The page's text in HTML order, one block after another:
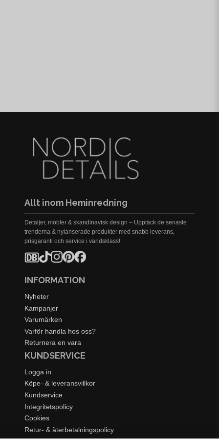
Allt inom Heminredning
Detaljer, möbler & skandinavisk design – Upptäck de senaste
trenderna & nylanserade produkter med snabb leverans,
prisgaranti och service i världsklass!
INFORMATION
Nyheter
Kampanjer
Varumärken
Varför handla hos oss?
Returnera en vara
KUNDSERVICE
Logga in
Köpe- & leveransvillkor
Kundservice
Integritetspolicy
Cookies
Retur- & återbetalningspolicy